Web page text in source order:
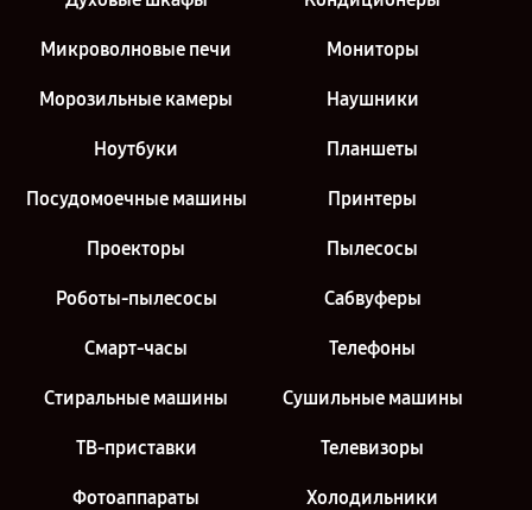
Микроволновые печи Мониторы
Морозильные камеры Наушники
Ноутбуки Планшеты
Посудомоечные машины Принтеры
Проекторы Пылесосы
Роботы-пылесосы Сабвуферы
Смарт-часы Телефоны
Стиральные машины Сушильные машины
ТВ-приставки Телевизоры
Фотоаппараты Холодильники